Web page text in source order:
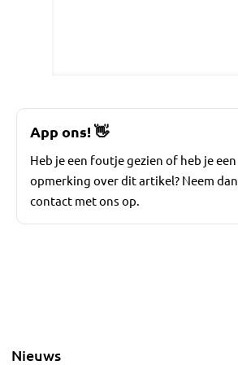
App ons!👋
Heb je een foutje gezien of heb je een
opmerking over dit artikel? Neem dan
contact met ons op.
Nieuws